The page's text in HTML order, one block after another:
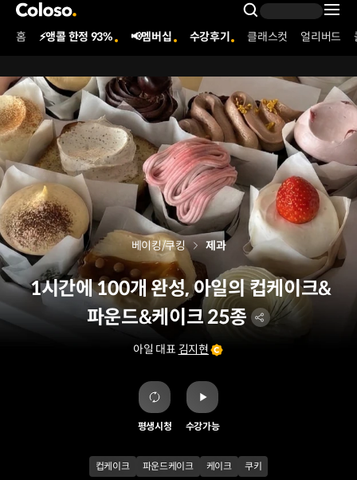
콜로소
Search
Coloso Menu
홈 ⚡앵콜 한정 93% 📢멤버십 수강후기 클래스컷 얼리버드
1시간에 100개 완성, 아일의 컵케이크&
파운드&케이크 25종
아일 대표 김지현
베이킹/쿠킹 제과
평생시청 수강가능
컵케이크 파운드케이크 케이크 쿠키